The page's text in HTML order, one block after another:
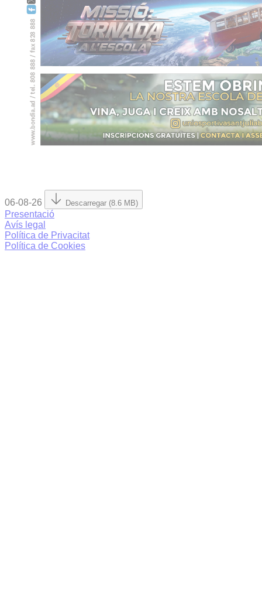
06-08-26 Descarregar (8.6 MB)
Presentació
Avís legal
Política de Privacitat
Política de Cookies